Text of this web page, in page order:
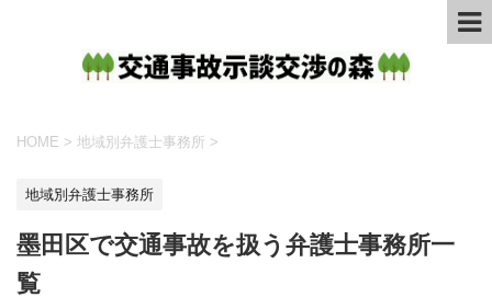
HOME > 地域別弁護士事務所 >
地域別弁護士事務所
墨田区で交通事故を扱う弁護士事務所一
覧